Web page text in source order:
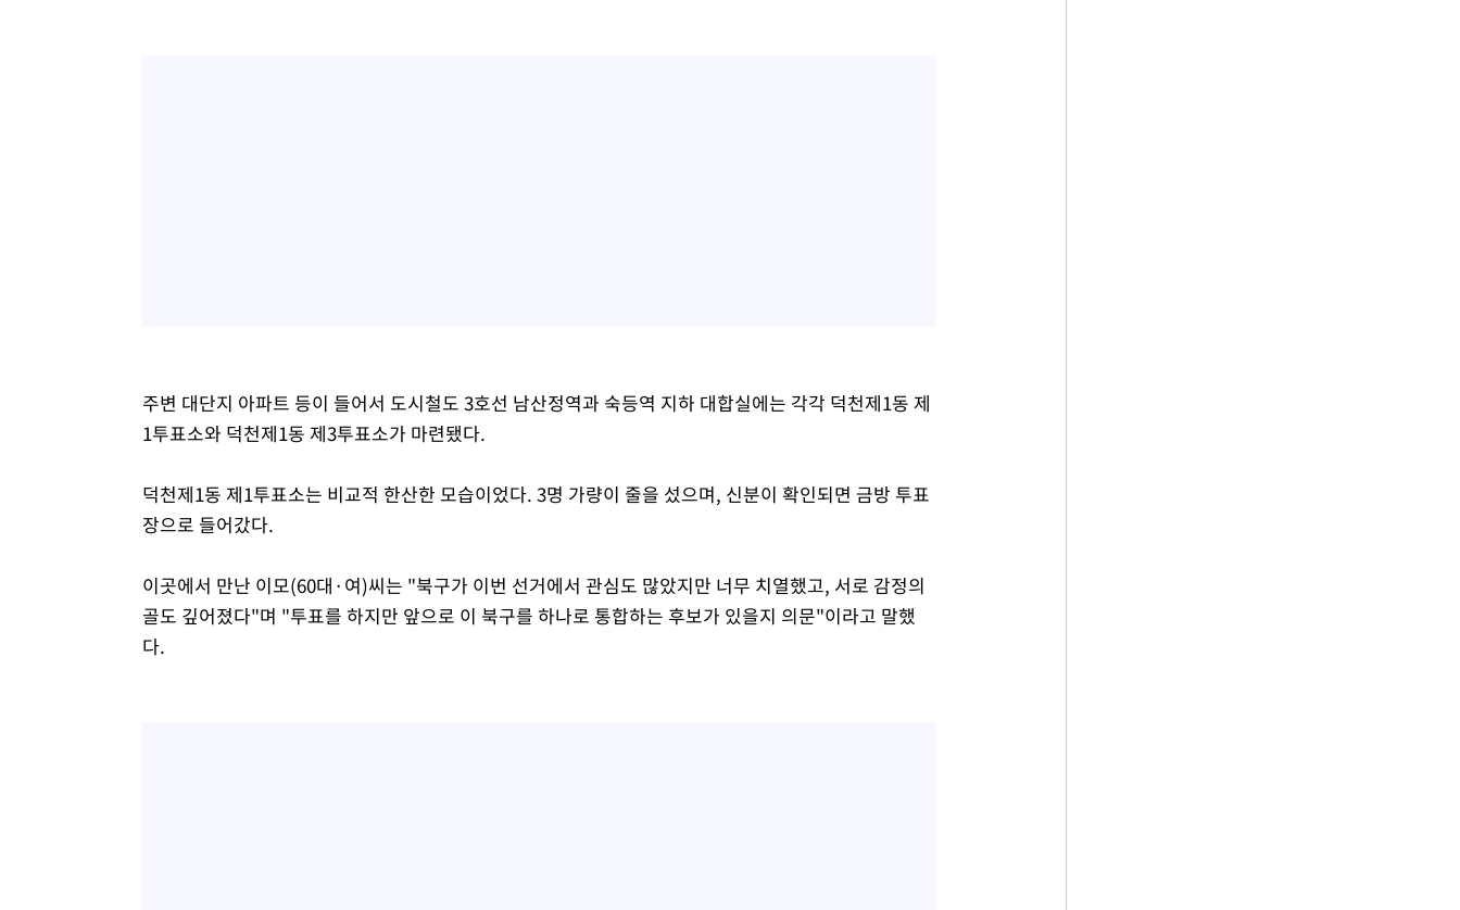
주변 대단지 아파트 등이 들어서 도시철도 3호선 남산정역과 숙등역 지하 대합실에는 각각 덕천제1동 제
1투표소와 덕천제1동 제3투표소가 마련됐다.
덕천제1동 제1투표소는 비교적 한산한 모습이었다. 3명 가량이 줄을 섰으며, 신분이 확인되면 금방 투표
장으로 들어갔다.
이곳에서 만난 이모(60대·여)씨는 "북구가 이번 선거에서 관심도 많았지만 너무 치열했고, 서로 감정의
골도 깊어졌다"며 "투표를 하지만 앞으로 이 북구를 하나로 통합하는 후보가 있을지 의문"이라고 말했
다.